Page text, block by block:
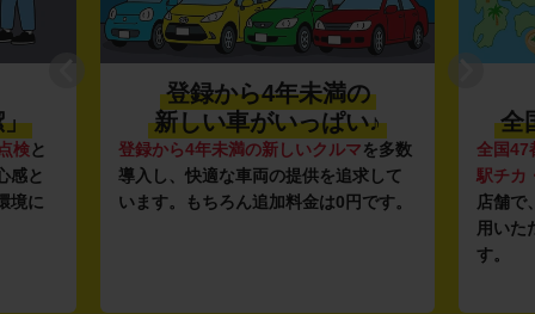
」
検と
感と
境に
登録から4年未満の
新しい車がいっぱい♪
登録から4年未満の新しいクルマを多数
導入し、快適な車両の提供を追求して
います。もちろん追加料金は0円です。
全
全国47
駅チカ
店舗で
用いた
す。